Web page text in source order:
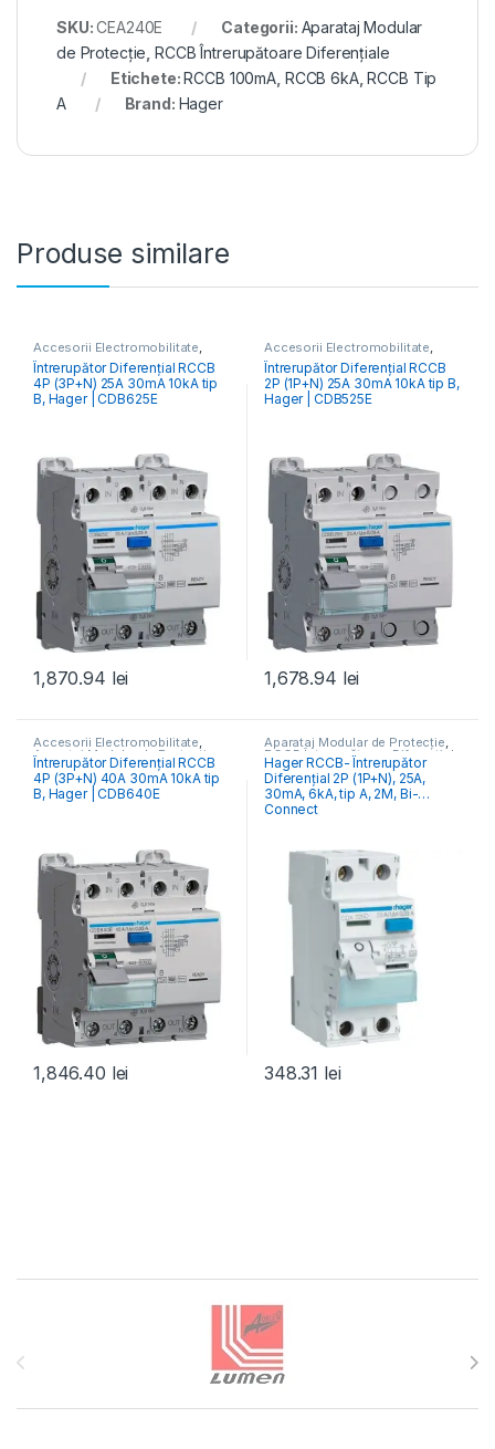
SKU:CEA240E Categorii: Aparataj Modular
de Protecție ,RCCB Întrerupătoare Diferențiale
Etichete:RCCB 100mA RCCB 6kA,RCCB Tip
A
Brand: Hager
Produse similare
Accesorii Electromobilitate,
Aparataj Modular de Protecție,
Monitorizare & Control PV,
RCCB Întrerupătoare Diferențiale
Întrerupător Diferențial RCCB
4P (3P+N) 25A 30mA 10kA tip
B, Hager | CDB625E
1,870.94 lei
Accesorii Electromobilitate,
Aparataj Modular de Protecție,
Monitorizare & Control PV,
RCCB Întrerupătoare Diferențiale
Întrerupător Diferențial RCCB
2P (1P+N) 25A 30mA 10kA tip B,
Hager | CDB525E
1,678.94 lei
Accesorii Electromobilitate,
Aparataj Modular de Protecție,
Monitorizare & Control PV,
RCCB Întrerupătoare Diferențiale
Întrerupător Diferențial RCCB
4P (3P+N) 40A 30mA 10kA tip
B, Hager | CDB640E
1,846.40 lei
Aparataj Modular de Protecție,
RCCB Întrerupătoare Diferențiale
Hager RCCB- Întrerupător
Diferențial 2P (1P+N), 25A,
30mA, 6kA, tip A, 2M, Bi-
Connect
348.31 lei